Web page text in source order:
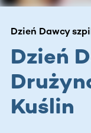
Dzień Dawcy
Dzień
Kuślin